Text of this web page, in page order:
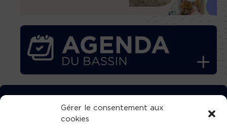
Gérer le consentement aux
cookies
TÉLÉCHARGEZ GRATUITEMENT
L’APPLICATION TVBA !